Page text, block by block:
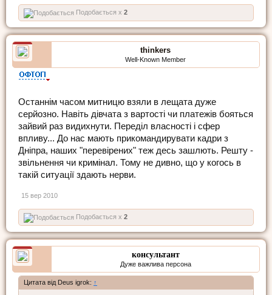
Подобається x 2
thinkers
Well-Known Member
Останнім часом митницю взяли в лещата дуже
серйозно. Навіть дівчата з вартості чи платежів бояться
зайвий раз видихнути. Переділ власності і сфер
впливу... До нас мають прикомандирувати кадри з
Дніпра, наших "перевірених" теж десь зашлють. Решту -
звільнення чи кримінал. Тому не дивно, що у когось в
такій ситуації здають нерви.
15 вер 2010
Подобається x 2
консультант
Дуже важлива персона
Цитата від Deus igrok: ↑